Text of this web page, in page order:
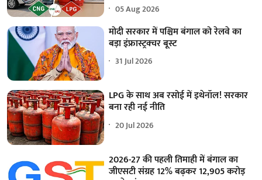
05 Aug 2026
मोदी सरकार में पश्चिम बंगाल को रेलवे का
बड़ा इंफ्रास्ट्रक्चर बूस्ट
31 Jul 2026
LPG के साथ अब रसोई में इथेनॉल! सरकार
बना रही नई नीति
20 Jul 2026
2026-27 की पहली तिमाही में बंगाल का
जीएसटी संग्रह 12% बढ़कर 12,905 करोड़